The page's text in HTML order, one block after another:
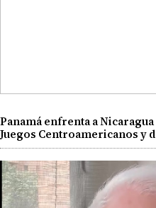
Panamá enfrenta a
Juegos Centroamericanos y